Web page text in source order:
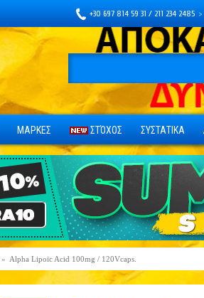
+30 697 814 59 31 / 211 234 2485
ΜΑΡΚΕΣ ΣΤΌΧΟΣ ΣΥΣΤΑΤΙΚΑ
» Alpha Lipoic Acid 100mg / 120Vcaps.